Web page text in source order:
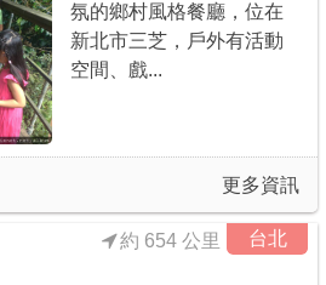
氛的鄉村風格餐廳，位在
新北市三芝，戶外有活動
空間、戲...
更多資訊
台北
約 654 公里